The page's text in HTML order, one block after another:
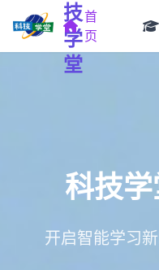
技
学
堂
首
页
科技
开启智能学习